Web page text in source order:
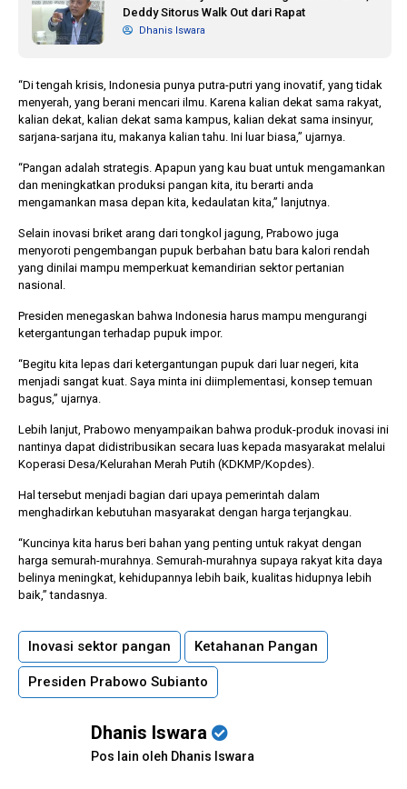
Deddy Sitorus Walk Out dari Rapat
Dhanis Iswara
“Di tengah krisis, Indonesia punya putra-putri yang inovatif, yang tidak
menyerah, yang berani mencari ilmu. Karena kalian dekat sama rakyat,
kalian dekat, kalian dekat sama kampus, kalian dekat sama insinyur,
sarjana-sarjana itu, makanya kalian tahu. Ini luar biasa,” ujarnya.
“Pangan adalah strategis. Apapun yang kau buat untuk mengamankan
dan meningkatkan produksi pangan kita, itu berarti anda
mengamankan masa depan kita, kedaulatan kita,” lanjutnya.
Selain inovasi briket arang dari tongkol jagung, Prabowo juga
menyoroti pengembangan pupuk berbahan batu bara kalori rendah
yang dinilai mampu memperkuat kemandirian sektor pertanian
nasional.
Presiden menegaskan bahwa Indonesia harus mampu mengurangi
ketergantungan terhadap pupuk impor.
“Begitu kita lepas dari ketergantungan pupuk dari luar negeri, kita
menjadi sangat kuat. Saya minta ini diimplementasi, konsep temuan
bagus,” ujarnya.
Lebih lanjut, Prabowo menyampaikan bahwa produk-produk inovasi ini
nantinya dapat didistribusikan secara luas kepada masyarakat melalui
Koperasi Desa/Kelurahan Merah Putih (KDKMP/Kopdes).
Hal tersebut menjadi bagian dari upaya pemerintah dalam
menghadirkan kebutuhan masyarakat dengan harga terjangkau.
“Kuncinya kita harus beri bahan yang penting untuk rakyat dengan
harga semurah-murahnya. Semurah-murahnya supaya rakyat kita daya
belinya meningkat, kehidupannya lebih baik, kualitas hidupnya lebih
baik,” tandasnya.
Inovasi sektor pangan Ketahanan Pangan
Presiden Prabowo Subianto
Dhanis Iswara
Pos lain oleh Dhanis Iswara